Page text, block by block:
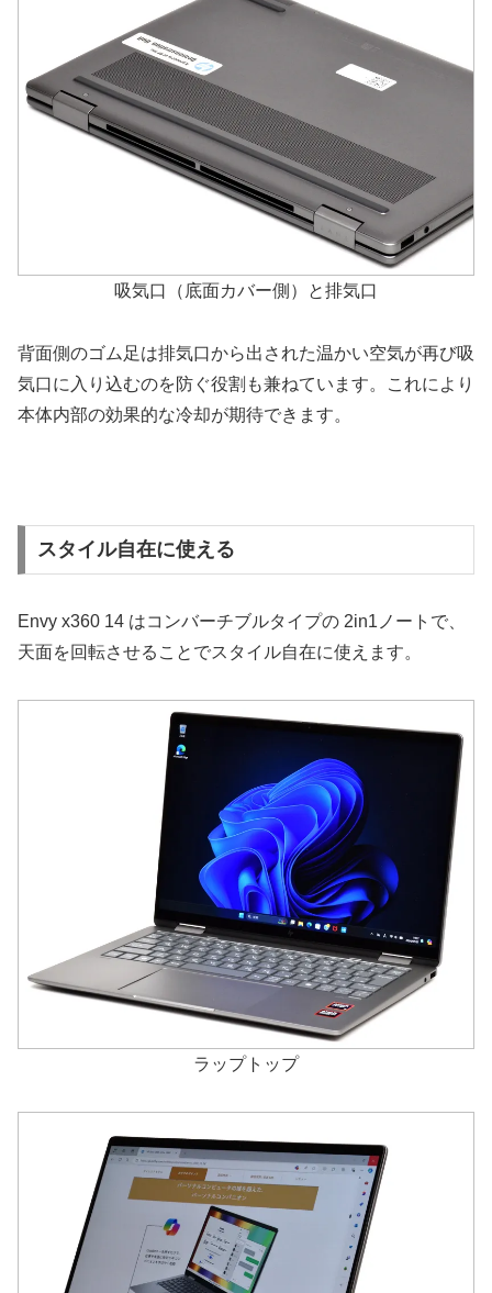
吸気口（底面カバー側）と排気口
背面側のゴム足は排気口から出された温かい空気が再び吸
気口に入り込むのを防ぐ役割も兼ねています。これにより
本体内部の効果的な冷却が期待できます。
スタイル自在に使える
Envy x360 14 はコンバーチブルタイプの 2in1ノートで、
天面を回転させることでスタイル自在に使えます。
ラップトップ